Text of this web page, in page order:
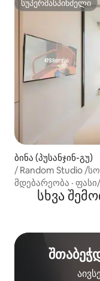
სუპერმასპინძელი
სუპერმასპინძელი
ბინა (პუსანჯინ-გუ)
/ Random Studio /
სავალზე/ Netflix /
მდებარეობა ·
სხვა